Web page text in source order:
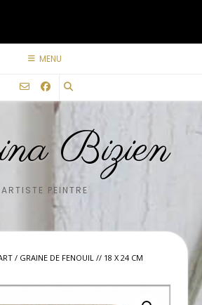
MENU
Bizien
ARTISTE PEINTRE
/ GRAINE DE FENOUIL // 18 X 24 CM